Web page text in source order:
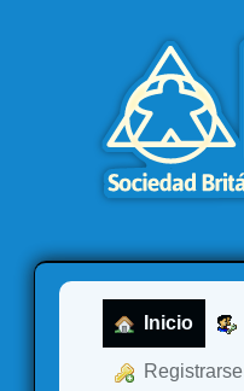
Inicio
Registrarse